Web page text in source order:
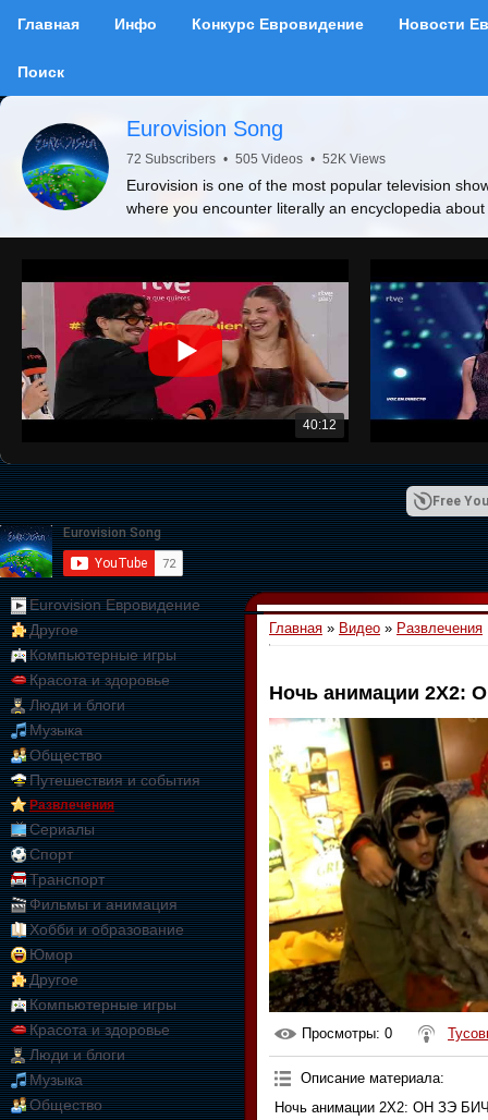
Главная Инфо Конкурс Евровидение Новости
Поиск
Eurovision Song
72 Subscribers • 505 Videos • 52K Views
Eurovision is one of the most popular television
where you encounter literally an encyclopedia
40:12
Free
Eurovision Евровидение
Другое
Компьютерные игры
Красота и здоровье
Люди и блоги
Музыка
Общество
Путешествия и события
Развлечения
Сериалы
Спорт
Транспорт
Фильмы и анимация
Хобби и образование
Юмор
Другое
Компьютерные игры
Красота и здоровье
Люди и блоги
Музыка
Общество
Главная » Видео » Развлечения
Ночь анимации 2Х2:
Просмотры: 0
Описание материала:
Ночь анимации 2Х2: ОН ЗЭ